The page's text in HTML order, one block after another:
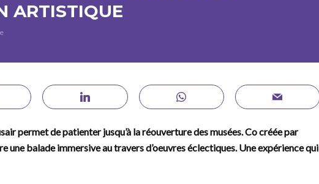
ARTISTIQUE
permet de patienter jusqu’à la réouverture des musées. Co créée par
une balade immersive au travers d’oeuvres éclectiques. Une expérience qui